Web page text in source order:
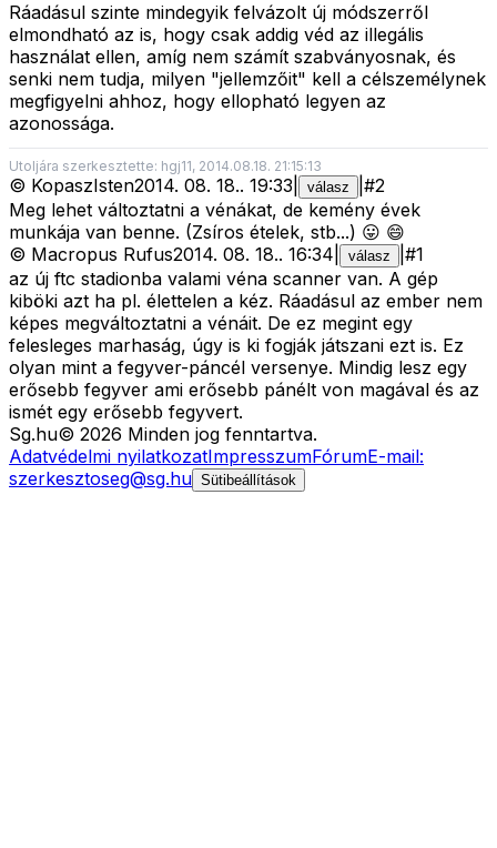
Ráadásul szinte mindegyik felvázolt új módszerről
elmondható az is, hogy csak addig véd az illegális
használat ellen, amíg nem számít szabványosnak, és
senki nem tudja, milyen "jellemzőit" kell a célszemélynek
megfigyelni ahhoz, hogy ellopható legyen az
azonossága.
Utoljára szerkesztette: hgj11, 2014.08.18. 21:15:13
© KopaszIsten2014. 08. 18.. 19:33 válasz #2
Meg lehet változtatni a vénákat, de kemény évek
munkája van benne. (Zsíros ételek, stb...) 😛 😄
© Macropus Rufus2014. 08. 18.. 16:34 válasz #1
az új ftc stadionba valami véna scanner van. A gép
kiböki azt ha pl. élettelen a kéz. Ráadásul az ember nem
képes megváltoztatni a vénáit. De ez megint egy
felesleges marhaság, úgy is ki fogják játszani ezt is. Ez
olyan mint a fegyver-páncél versenye. Mindig lesz egy
erősebb fegyver ami erősebb pánélt von magával és az
ismét egy erősebb fegyvert.
Sg.hu© 2026 Minden jog fenntartva.
Adatvédelmi nyilatkozatImpresszumFórumE-mail:
szerkesztoseg@sg.hu Sütibeállítások